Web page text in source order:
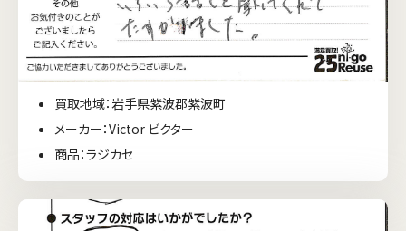
買取地域：岩手県紫波郡紫波町
メーカー：Victor ビクター
商品：ラジカセ